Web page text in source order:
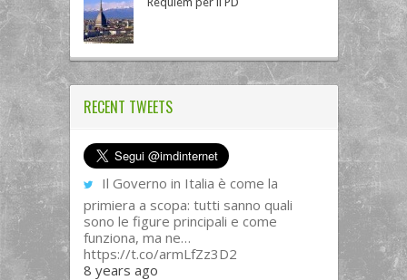
RECENT TWEETS
Il Governo in Italia è come la
primiera a scopa: tutti sanno quali
sono le figure principali e come
funziona, ma ne…
https://t.co/armLfZz3D2
8 years ago